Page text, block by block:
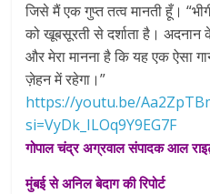
जिसे मैं एक गुप्त तत्व मानती हूँ।
को खूबसूरती से दर्शाता है।
और मेरा मानना है कि यह एक ऐसा
ज़ेहन में रहेगा।”
https://youtu.be/
si=VyDk_ILOq9Y9EG7F
गोपाल चंद्र अग्रवाल संपादक आल
मुंबई से अनिल बेदाग की रिपोर्ट